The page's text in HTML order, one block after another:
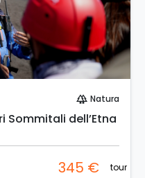
forest Natura
Sommitali dell’Etna
345 € tour